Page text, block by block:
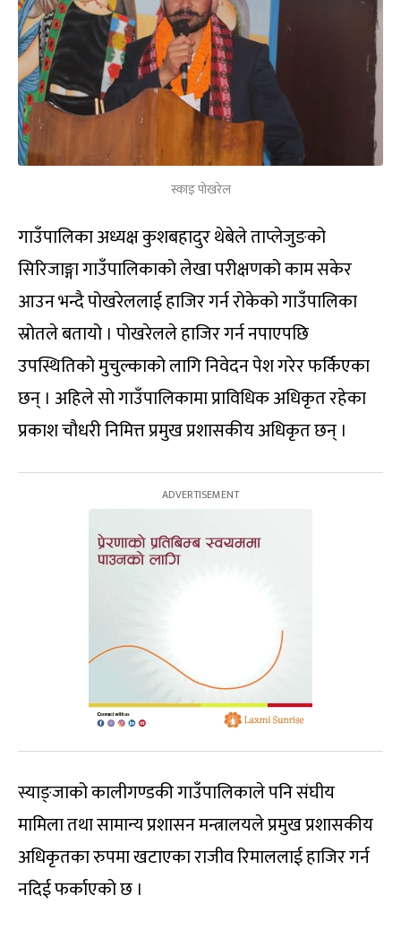
स्काइ पोखरेल
गाउँपालिका अध्यक्ष कुशबहादुर थेबेले ताप्लेजुङको
सिरिजाङ्गा गाउँपालिकाको लेखा परीक्षणको काम सकेर
आउन भन्दै पोखरेललाई हाजिर गर्न रोकेको गाउँपालिका
स्रोतले बतायो । पोखरेलले हाजिर गर्न नपाएपछि
उपस्थितिको मुचुल्काको लागि निवेदन पेश गरेर फर्किएका
छन् । अहिले सो गाउँपालिकामा प्राविधिक अधिकृत रहेका
प्रकाश चौधरी निमित्त प्रमुख प्रशासकीय अधिकृत छन् ।
स्याङ्जाको कालीगण्डकी गाउँपालिकाले पनि संघीय
मामिला तथा सामान्य प्रशासन मन्त्रालयले प्रमुख प्रशासकीय
अधिकृतका रुपमा खटाएका राजीव रिमाललाई हाजिर गर्न
नदिई फर्काएको छ ।